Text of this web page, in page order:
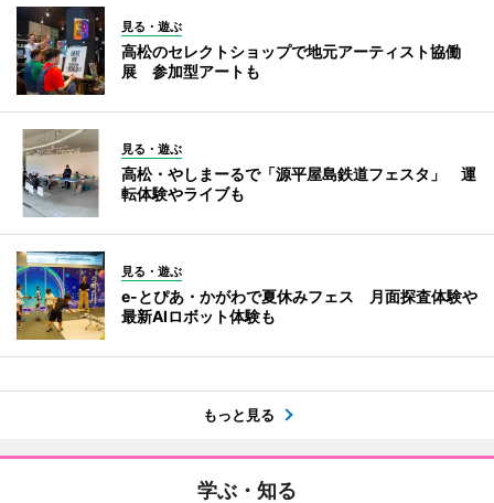
見る・遊ぶ
高松のセレクトショップで地元アーティスト協働
展 参加型アートも
見る・遊ぶ
高松・やしまーるで「源平屋島鉄道フェスタ」 運
転体験やライブも
見る・遊ぶ
e-とぴあ・かがわで夏休みフェス 月面探査体験や
最新AIロボット体験も
もっと見る
学ぶ・知る